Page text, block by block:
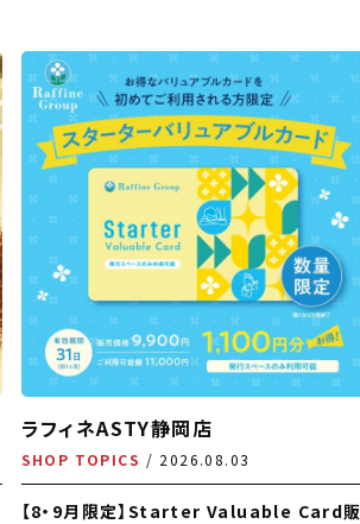
ラフィネASTY静岡店
SHOP TOPICS 2026.08.03
【8・9月限定】Starter Valuable Card販